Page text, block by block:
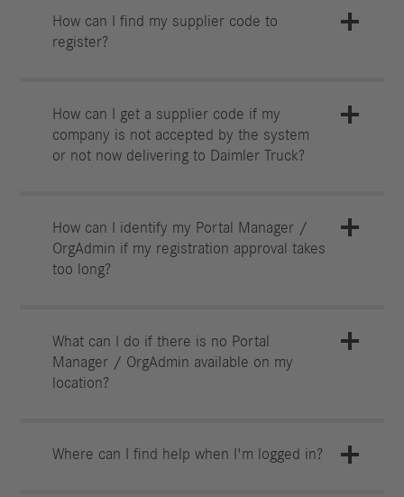
How can I find my supplier code to
register?
How can I get a supplier code if my
company is not accepted by the system
or not now delivering to Daimler Truck?
How can I identify my Portal Manager /
OrgAdmin if my registration approval takes
too long?
What can I do if there is no Portal
Manager / OrgAdmin available on my
location?
Where can I find help when I'm logged in?